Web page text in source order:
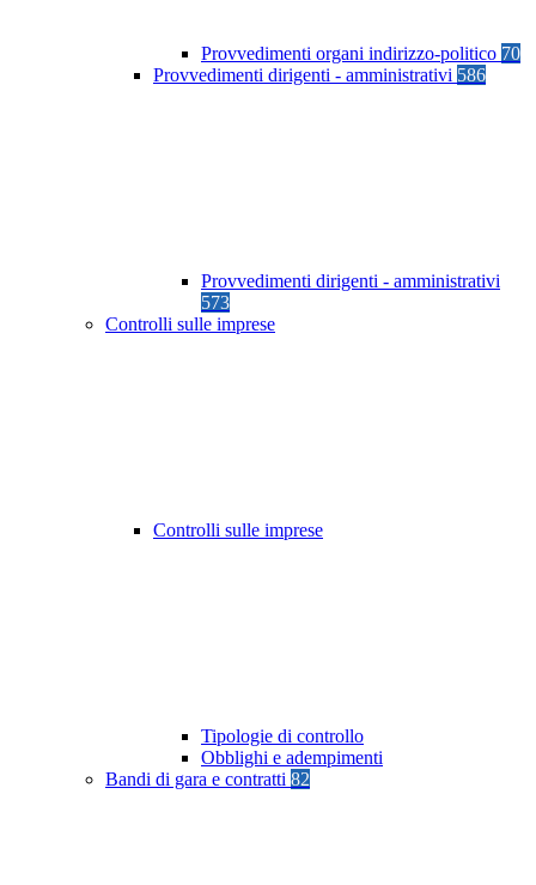
Provvedimenti organi indirizzo-politico 70
Provvedimenti dirigenti - amministrativi 586
Provvedimenti dirigenti - amministrativi
573
Controlli sulle imprese
Controlli sulle imprese
Tipologie di controllo
Obblighi e adempimenti
Bandi di gara e contratti 82